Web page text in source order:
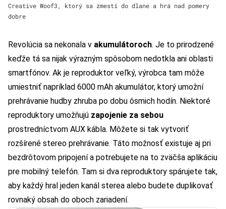
Creative Woof3, ktorý sa zmestí do dlane a hrá nad pomery
dobre
Revolúcia sa nekonala v akumulátoroch. Je to prirodzené
keďže tá sa nijak výrazným spôsobom nedotkla ani oblasti
smartfónov. Ak je reproduktor veľký, výrobca tam môže
umiestniť napríklad 6000 mAh akumulátor, ktorý umožní
prehrávanie hudby zhruba po dobu ôsmich hodín. Niektoré
reproduktory umožňujú zapojenie za sebou
prostredníctvom AUX kábla. Môžete si tak vytvoriť
rozšírené stereo prehrávanie. Táto možnosť existuje aj pri
bezdrôtovom pripojení a potrebujete na to zväčša aplikáciu
pre mobilný telefón. Tam si dva reproduktory spárujete tak,
aby každý hral jeden kanál sterea alebo budete duplikovať
rovnaký obsah do oboch zariadení.